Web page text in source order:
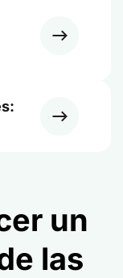
un
las